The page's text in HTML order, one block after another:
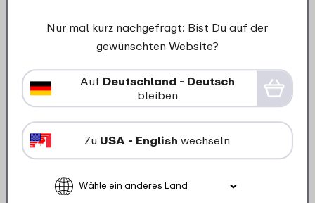
69 In den Warenkorb
Was unsere Kunden sagen
mit einer Bewertung von:
Nur mal kurz nachgefragt: Bist Du auf der
gewünschten Website?
Auf Deutschland - Deutsch
bleiben
Zu USA - English wechseln